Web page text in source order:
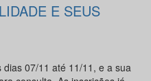
E SEUS
07/11 até 11/11, e a sua